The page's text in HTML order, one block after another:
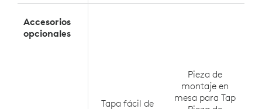
Accesorios
opcionales
Tapa fácil de
Pieza de
montaje en
mesa para Tap